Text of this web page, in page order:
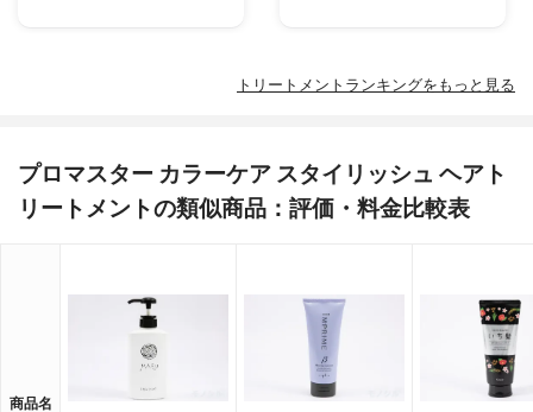
トリートメントランキングをもっと見る
プロマスター カラーケア スタイリッシュ ヘアト
リートメントの類似商品：評価・料金比較表
商品名